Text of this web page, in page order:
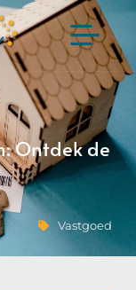
Ontdek de
Vastgoed